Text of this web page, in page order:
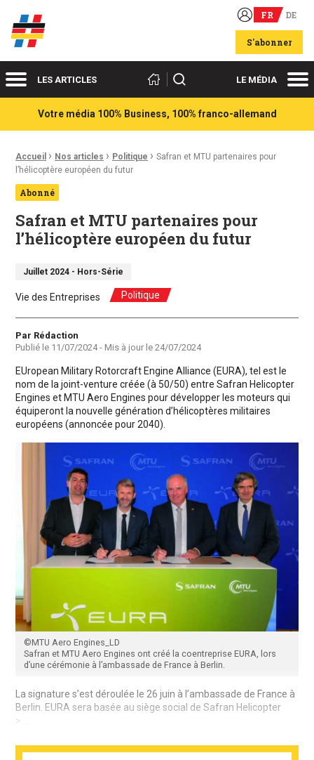
Acteurs du franco-allemand FR DE
S'abonner
MenuLES ARTICLES Rechercher LE MÉDIA
Votre média 100% Business, 100% franco-allemand
Fil d'Ariane :
Accueil › Nos articles › Politique › Safran et MTU partenaires pour
l’hélicoptère européen du futur
Abonné
Safran et MTU partenaires pour
l’hélicoptère européen du futur
Juillet 2024 - Hors-Série
Vie des Entreprises Politique
Auteur
Par Rédaction
Publié le 11/07/2024- Mis à jour le 24/07/2024
EUropean Military Rotorcraft Engine Alliance (EURA), tel est le
nom de la joint-venture créée (à 50/50) entre Safran Helicopter
Engines et MTU Aero Engines pour développer les moteurs qui
équiperont la nouvelle génération d’hélicoptères militaires
européens (annoncée pour 2040).
©MTU Aero Engines_LD
Safran et MTU Aero Engines ont créé la coentreprise EURA, lors
d’une cérémonie à l’ambassade de France à Berlin.
La signature s’est déroulée le 26 juin à l’ambassade de France à
Berlin. EURA sera basée au siège social de Safran Helicopter
> ...